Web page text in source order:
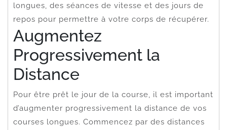
longues, des séances de vitesse et des jours de
repos pour permettre à votre corps de récupérer.
Augmentez
Progressivement la
Distance
Pour être prêt le jour de la course, il est important
d’augmenter progressivement la distance de vos
courses longues. Commencez par des distances